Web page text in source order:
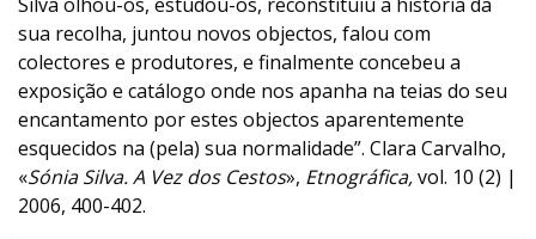
sua recolha, juntou novos objectos, falou com
colectores e produtores, e finalmente concebeu a
exposição e catálogo onde nos apanha na teias do seu
encantamento por estes objectos aparentemente
esquecidos na (pela) sua normalidade”. Clara Carvalho,
«Sónia Silva. A Vez dos Cestos», Etnográfica,vol. 10 (2) |
2006, 400-402.